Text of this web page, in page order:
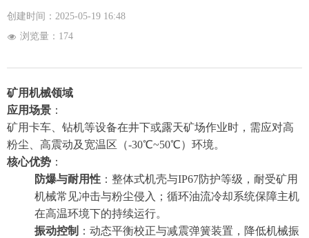
矿用机械领域
应用场景 ：
矿用卡车、钻机等设备在井下或露天矿场作业时，需应对高
粉尘、高震动及宽温区（-30℃~50℃）环境。
核心优势 ：
防爆与耐用性 ：整体式机壳与IP67防护等级，耐受矿用
机械常见冲击与粉尘侵入；循环油流冷却系统保障主机
在高温环境下的持续运行。
振动控制 ：动态平衡校正与减震弹簧装置，降低机械振
创建时间： 2025-05-19 16:48
넶 浏览量： 174